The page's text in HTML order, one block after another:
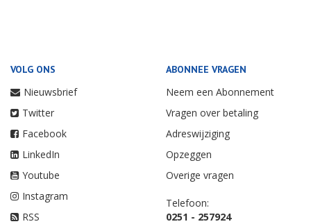
VOLG ONS
Nieuwsbrief
Twitter
Facebook
LinkedIn
Youtube
Instagram
RSS
ABONNEE VRAGEN
Neem een Abonnement
Vragen over betaling
Adreswijziging
Opzeggen
Overige vragen
Telefoon:
0251 - 257924